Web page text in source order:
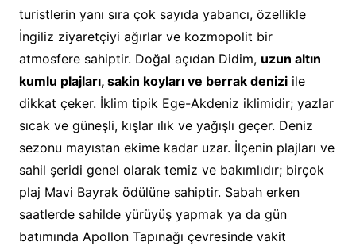
turistlerin yanı sıra çok sayıda yabancı, özellikle
İngiliz ziyaretçiyi ağırlar ve kozmopolit bir
atmosfere sahiptir. Doğal açıdan Didim, uzun altın
kumlu plajları, sakin koyları ve berrak deniziile
dikkat çeker. İklim tipik Ege-Akdeniz iklimidir; yazlar
sıcak ve güneşli, kışlar ılık ve yağışlı geçer. Deniz
sezonu mayıstan ekime kadar uzar. İlçenin plajları ve
sahil şeridi genel olarak temiz ve bakımlıdır; birçok
plaj Mavi Bayrak ödülüne sahiptir. Sabah erken
saatlerde sahilde yürüyüş yapmak ya da gün
batımında Apollon Tapınağı çevresinde vakit